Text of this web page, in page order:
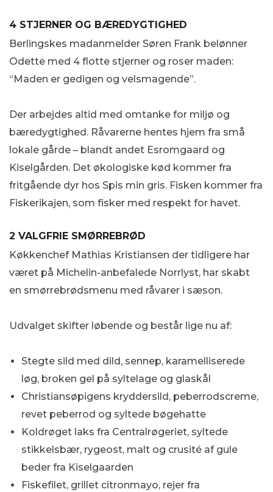
4 STJERNER OG BÆREDYGTIGHED
Berlingskes madanmelder Søren Frank belønner
Odette med 4 flotte stjerner og roser maden:
“Maden er gedigen og velsmagende”.
Der arbejdes altid med omtanke for miljø og
bæredygtighed. Råvarerne hentes hjem fra små
lokale gårde – blandt andet Esromgaard og
Kiselgården. Det økologiske kød kommer fra
fritgående dyr hos Spis min gris. Fisken kommer fra
Fiskerikajen, som fisker med respekt for havet.
2 VALGFRIE SMØRREBRØD
Køkkenchef Mathias Kristiansen der tidligere har
været på Michelin-anbefalede Norrlyst, har skabt
en smørrebrødsmenu med råvarer i sæson.
Udvalget skifter løbende og består lige nu af:
Stegte sild med dild, sennep, karamelliserede
løg, broken gel på syltelage og glaskål
Christiansøpigens kryddersild, peberrodscreme,
revet peberrod og syltede bøgehatte
Koldrøget laks fra Centralrøgeriet, syltede
stikkelsbær, rygeost, malt og crusité af gule
beder fra Kiselgaarden
Fiskefilet, grillet citronmayo, rejer fra